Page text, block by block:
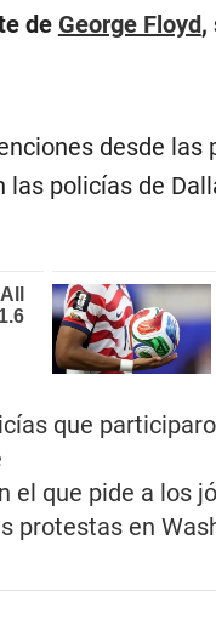
de George Floyd,
desde las
las policías de
que
el que pide a los
protestas en